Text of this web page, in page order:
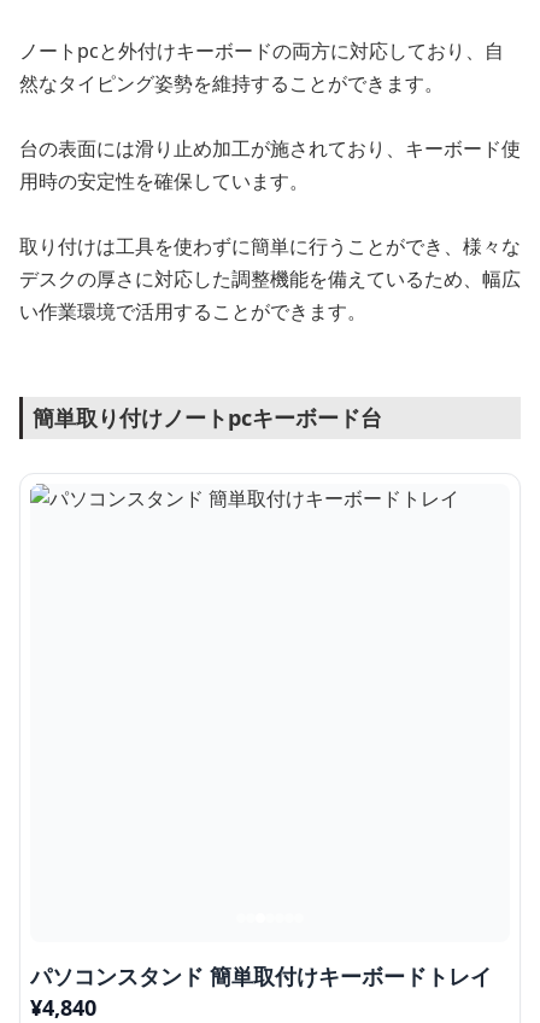
ノートpcと外付けキーボードの両方に対応しており、自
然なタイピング姿勢を維持することができます。
台の表面には滑り止め加工が施されており、キーボード使
用時の安定性を確保しています。
取り付けは工具を使わずに簡単に行うことができ、様々な
デスクの厚さに対応した調整機能を備えているため、幅広
い作業環境で活用することができます。
簡単取り付けノートpcキーボード台
パソコンスタンド 簡単取付けキーボードトレイ
¥4,840